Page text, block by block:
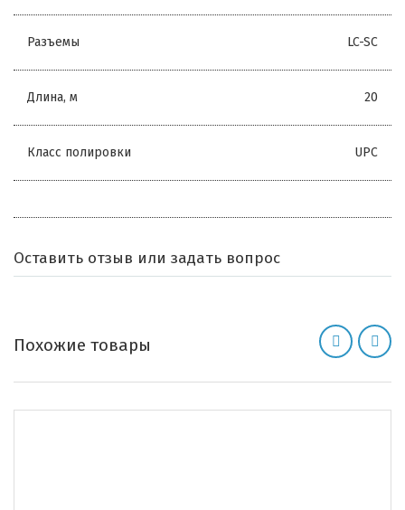
Разъемы LC-SC
Длина, м 20
Класс полировки UPC
Оставить отзыв или задать вопрос
Похожие товары